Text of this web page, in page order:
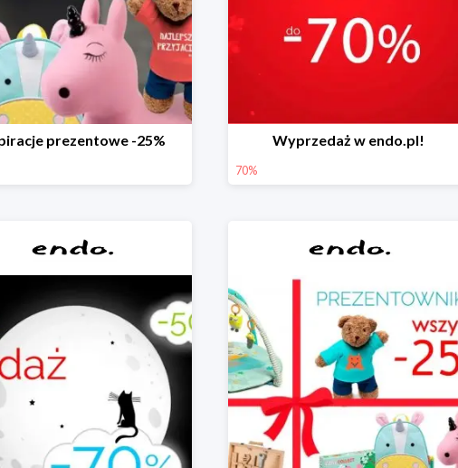
prezentowe -25% Wyprzedaż w endo.pl!
70%